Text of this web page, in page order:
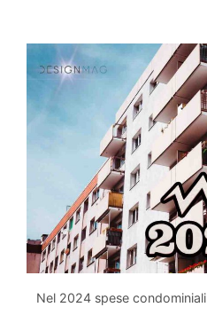
Nel 2024 spese